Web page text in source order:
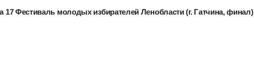
17 Фестиваль молодых избирателей Ленобласти (г. Гатчина, финал)